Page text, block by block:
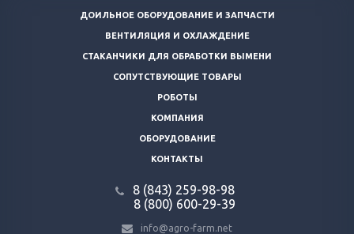
ДОИЛЬНОЕ ОБОРУДОВАНИЕ И ЗАПЧАСТИ
ВЕНТИЛЯЦИЯ И ОХЛАЖДЕНИЕ
СТАКАНЧИКИ ДЛЯ ОБРАБОТКИ ВЫМЕНИ
СОПУТСТВУЮЩИЕ ТОВАРЫ
РОБОТЫ
КОМПАНИЯ
ОБОРУДОВАНИЕ
КОНТАКТЫ
8 (843) 259-98-98
8 (800) 600-29-39
info@agro-farm.net